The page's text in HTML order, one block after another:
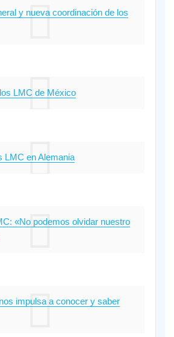
y nueva coordinación de los
LMC de México
LMC en Alemania
«No podemos olvidar nuestro
impulsa a conocer y saber